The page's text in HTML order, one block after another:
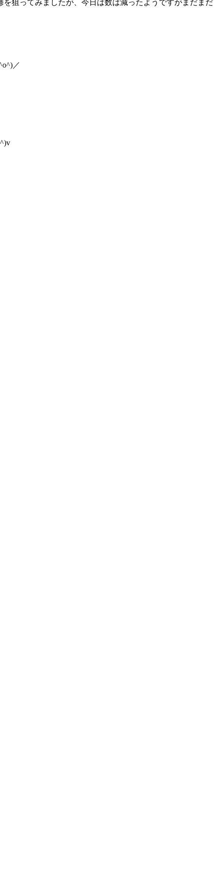
狙ってみましたが、今日は数は減ったようですがまだまだ
／